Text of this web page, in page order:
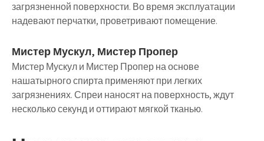
загрязненной поверхности. Во время эксплуатации
надевают перчатки, проветривают помещение.
Мистер Мускул, Мистер Пропер
Мистер Мускул и Мистер Пропер на основе
нашатырного спирта применяют при легких
загрязнениях. Спреи наносят на поверхность, ждут
несколько секунд и оттирают мягкой тканью.